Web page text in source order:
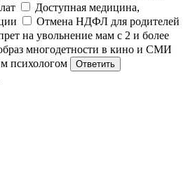
Доступная медицина,
Отмена НДФЛ для родителей
на увольнение мам с 2 и более
многодетности в кино и СМИ
психологом